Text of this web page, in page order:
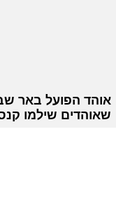
אוהד הפועל באר
שאוהדים שילמו